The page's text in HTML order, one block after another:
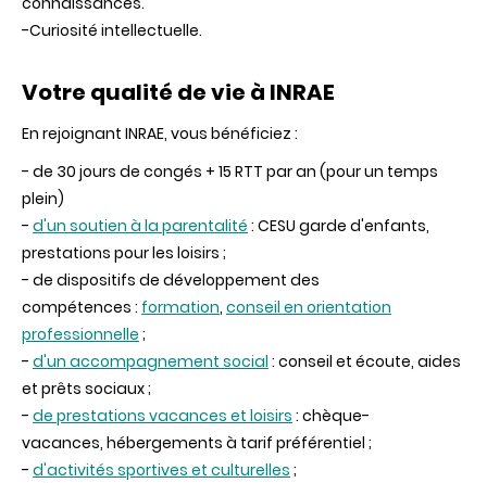
-Curiosité intellectuelle.
Votre qualité de vie à INRAE
En rejoignant INRAE, vous bénéficiez :
- de 30 jours de congés + 15 RTT par an (pour un temps
plein)
- d'un soutien à la parentalité : CESU garde d'enfants,
prestations pour les loisirs ;
- de dispositifs de développement des
compétences : formation, conseil en orientation
professionnelle ;
- d'un accompagnement social : conseil et écoute, aides
et prêts sociaux ;
- de prestations vacances et loisirs : chèque-
vacances, hébergements à tarif préférentiel ;
- d'activités sportives et culturelles ;